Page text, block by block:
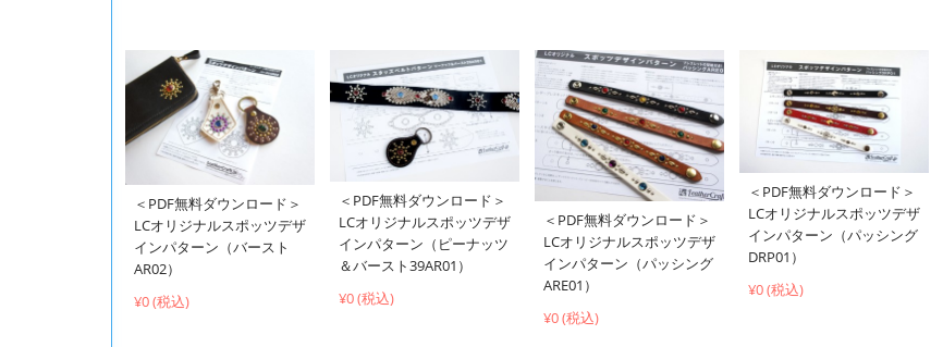
＜PDF無料ダウンロード＞
LCオリジナルスポッツデザ
インパターン（バースト
AR02）
¥0 (税込)
＜PDF無料ダウンロード＞
LCオリジナルスポッツデザ
インパターン（ピーナッツ
＆バースト39AR01）
¥0 (税込)
＜PDF無料ダウンロード＞
LCオリジナルスポッツデザ
インパターン（パッシング
ARE01）
¥0 (税込)
＜PDF無料ダウンロード＞
LCオリジナルスポッツデザ
インパターン（パッシング
DRP01）
¥0 (税込)